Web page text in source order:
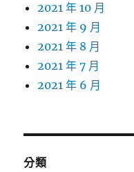
2021 年 10 月
2021 年 9 月
2021 年 8 月
2021 年 7 月
2021 年 6 月
分類